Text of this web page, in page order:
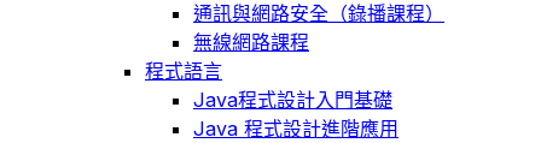
通訊與網路安全（錄播課程）
無線網路課程
程式語言
Java程式設計入門基礎
Java 程式設計進階應用